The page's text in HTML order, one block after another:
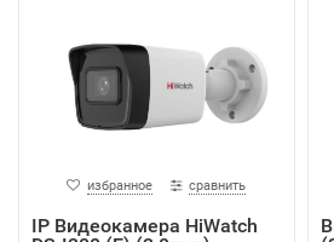
избранное сравнить
IP Видеокамера HiWatch